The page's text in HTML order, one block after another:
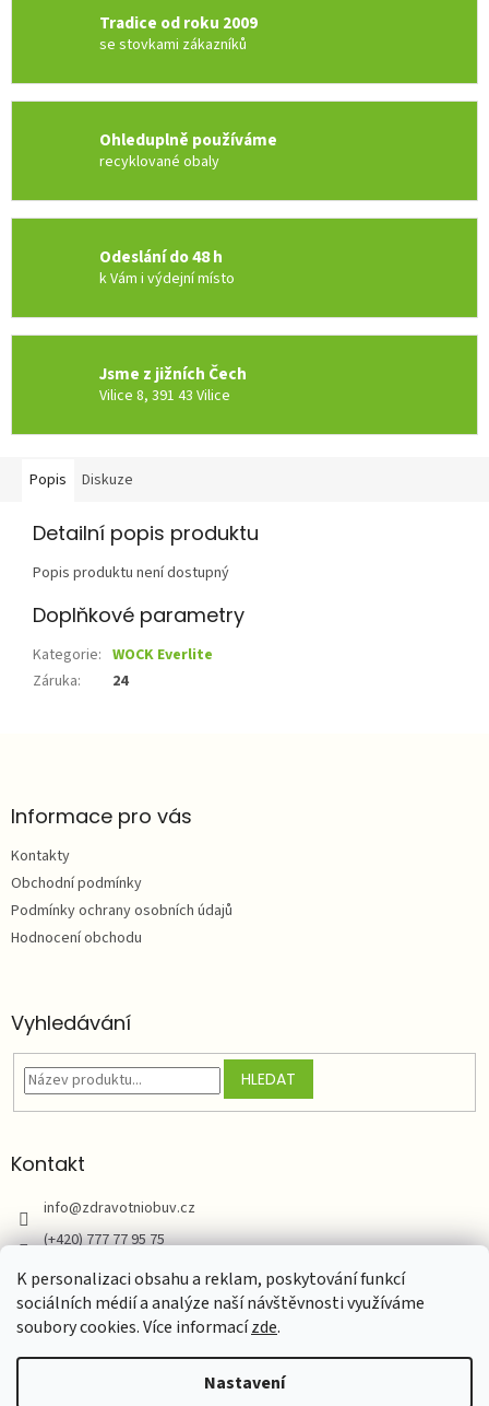
K personalizaci obsahu a reklam, poskytování funkcí
sociálních médií a analýze naší návštěvnosti využíváme
soubory cookies. Více informacízde.
Nastavení
Tradice od roku 2009
se stovkami zákazníků
Ohleduplně používáme
recyklované obaly
Odeslání do 48 h
k Vám i výdejní místo
Jsme z jižních Čech
Vilice 8, 391 43 Vilice
Popis Diskuze
Detailní popis produktu
Popis produktu není dostupný
Doplňkové parametry
Kategorie: WOCK Everlite
Záruka: 24
aInformace pro vás
Kontakty
Obchodní podmínky
Podmínky ochrany osobních údajů
Hodnocení obchodu
Vyhledávání
HLEDAT
Kontakt
info@zdravotniobuv.cz
(+420) 777 77 95 75
Zdravotní obuv